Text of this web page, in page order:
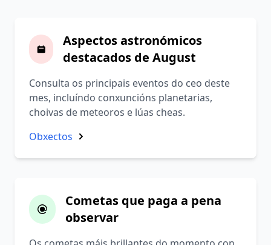
Aspectos astronómicos
destacados de August
Consulta os principais eventos do ceo deste
mes, incluíndo conxuncións planetarias,
choivas de meteoros e lúas cheas.
Obxectos
Cometas que paga a pena
observar